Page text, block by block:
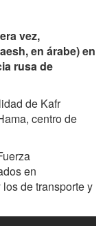
vez,
en árabe) en
rusa de
de Kafr
centro de
en
de transporte y